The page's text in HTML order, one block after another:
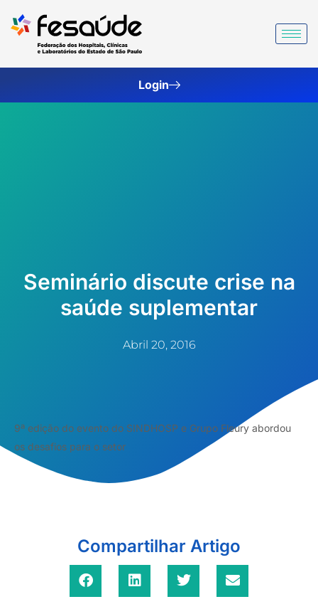
para
Login
Seminário discute crise na
saúde suplementar
Abril 20, 2016
9ª edição do evento do SINDHOSP e Grupo Fleury abordou
os desafios para o setor
Compartilhar Artigo